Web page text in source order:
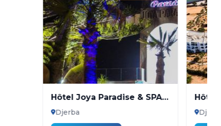
Hôtel Joya Paradise & SPA
Djerba
Djerba
Hôtel